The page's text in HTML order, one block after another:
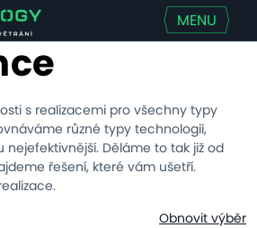
MENU
s realizacemi pro všechny typy
různé typy technologií,
Děláme to tak již od
řešení, které vám ušetří.
Obnovit výběr